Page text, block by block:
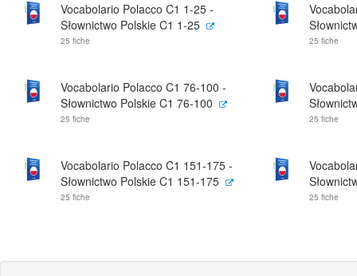
Vocabolario Polacco C1 1-25 -
Słownictwo Polskie C1 1-25
25 fiche 25 fiche
Vocabolario Polacco C1 76-100 -
Słownictwo Polskie C1 76-100
25 fiche 25 fiche
Vocabolario Polacco C1 151-175 -
Słownictwo Polskie C1 151-175
25 fiche 25 fiche